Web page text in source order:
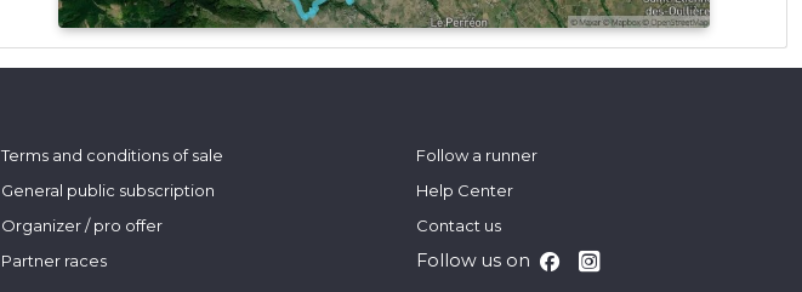
Terms and conditions of sale
General public subscription
Organizer / pro offer
Partner races
Follow a runner
Help Center
Contact us
Follow us on